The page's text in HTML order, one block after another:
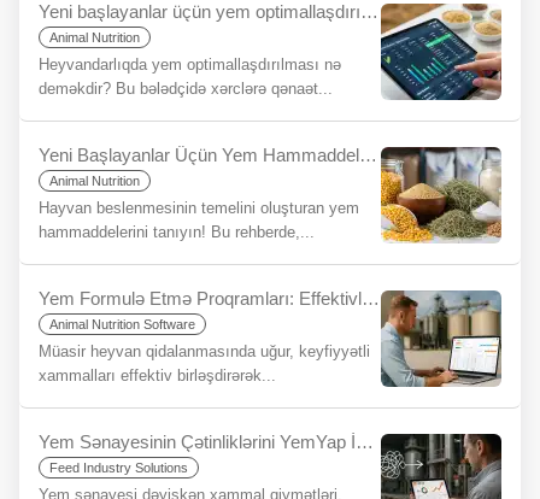
Yeni başlayanlar üçün yem optimallaşdırılması nədir?
Animal Nutrition
Heyvandarlıqda yem optimallaşdırılması nə
deməkdir? Bu bələdçidə xərclərə qənaət...
Yeni Başlayanlar Üçün Yem Hammaddeleri Nelerdir?
Animal Nutrition
Hayvan beslenmesinin temelini oluşturan yem
hammaddelerini tanıyın! Bu rehberde,...
Yem Formulə Etmə Proqramları: Effektivlik və Gəlirliliyin Açararı
Animal Nutrition Software
Müasir heyvan qidalanmasında uğur, keyfiyyətli
xammalları effektiv birləşdirərək...
Yem Sənayesinin Çətinliklərini YemYap İstifadə Edərək Necə Sadələşdirmək Olar?
Feed Industry Solutions
Yem sənayesi dəyişkən xammal qiymətləri,